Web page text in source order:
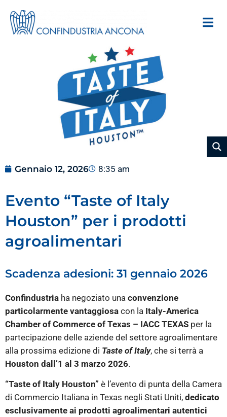
Gennaio 12, 2026 8:35 am
Evento “Taste of Italy
Houston” per i prodotti
agroalimentari
Scadenza adesioni: 31 gennaio 2026
Confindustria ha negoziato una convenzione
particolarmente vantaggiosa con la Italy-America
Chamber of Commerce of Texas – IACC TEXAS per la
partecipazione delle aziende del settore agroalimentare
alla prossima edizione di Taste of Italy, che si terrà a
Houston dall’1 al 3 marzo 2026.
“Taste of Italy Houston” è l’evento di punta della Camera
di Commercio Italiana in Texas negli Stati Uniti, dedicato
esclusivamente ai prodotti agroalimentari autentici